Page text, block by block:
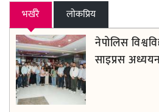
भर्खरै लाेकप्रिय
नेपोलिस
साइप्रस